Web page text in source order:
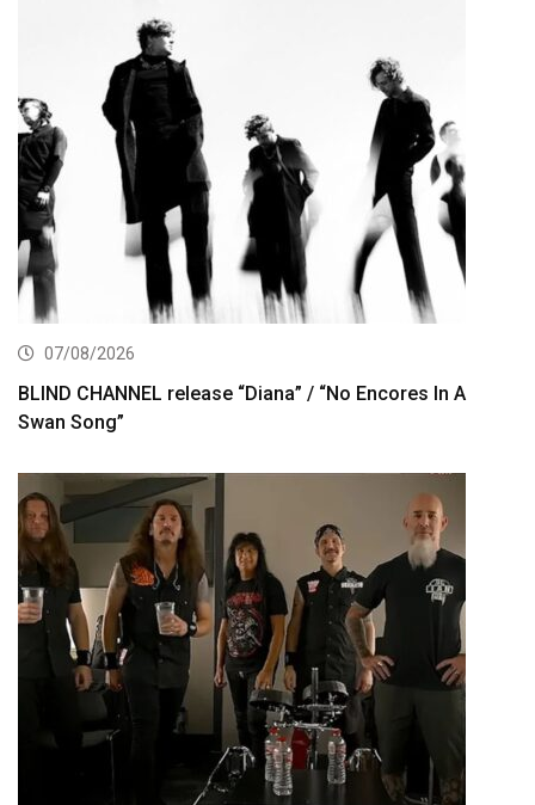
07/08/2026
BLIND CHANNEL release “Diana” / “No Encores In A
Swan Song”